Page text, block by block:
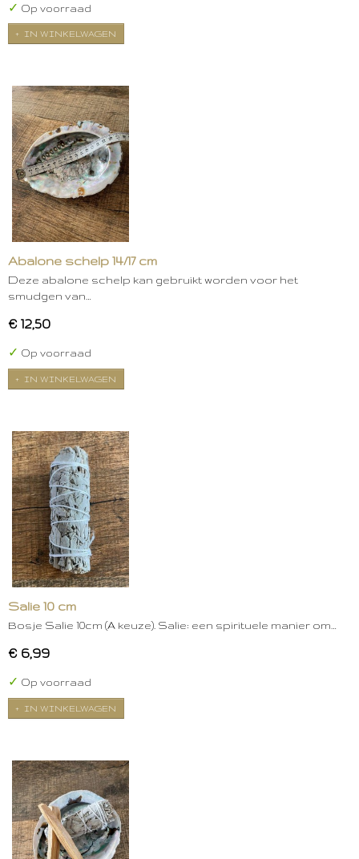
✓ Op voorraad
IN WINKELWAGEN
Abalone schelp 14/17 cm
Deze abalone schelp kan gebruikt worden voor het
smudgen van…
€ 12,50
✓ Op voorraad
IN WINKELWAGEN
Salie 10 cm
Bosje Salie 10cm (A keuze). Salie: een spirituele manier om…
€ 6,99
✓ Op voorraad
IN WINKELWAGEN